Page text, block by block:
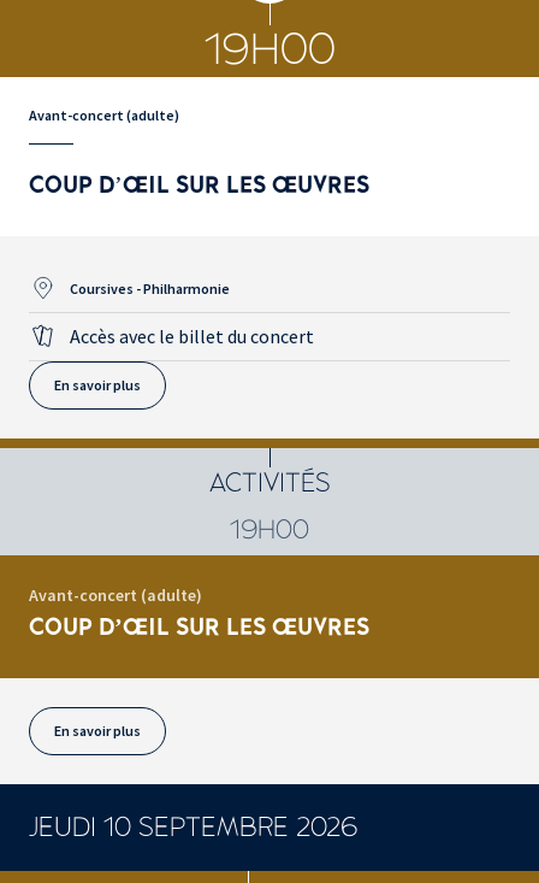
19H00
Avant-concert (adulte)
COUP D’ŒIL SUR LES ŒUVRES
Coursives - Philharmonie
Accès avec le billet du concert
En savoir plus
ACTIVITÉS
19H00
Avant-concert (adulte)
COUP D’ŒIL SUR LES ŒUVRES
En savoir plus
JEUDI 10 SEPTEMBRE 2026